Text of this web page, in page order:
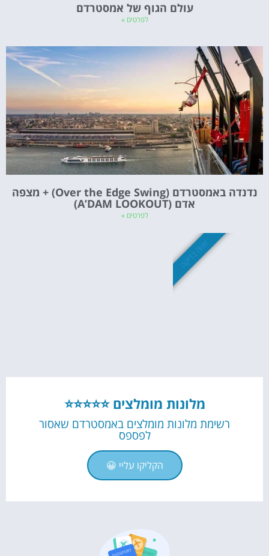
עולם הגוף של אמסטרדם
לפרטים »
נדנדה באמסטרדם (Over the Edge Swing) + מצפה
אדם (A’DAM LOOKOUT)
לפרטים »
מלונות מומלצים ⭐⭐⭐⭐⭐
רשימת מלונות מומלצים באמסטרדם שאסור
לפספס
הקליקו עליי 😀
שווה בדיקה